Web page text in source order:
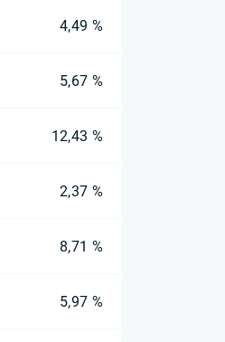
4,49 %
5,67 %
12,43 %
2,37 %
8,71 %
5,97 %